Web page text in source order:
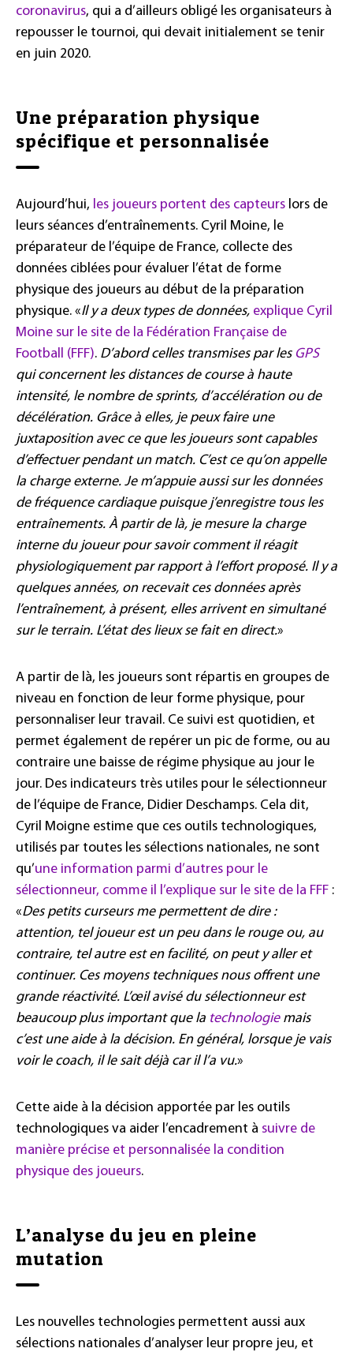
coronavirus, qui a d’ailleurs obligé les organisateurs à
repousser le tournoi, qui devait initialement se tenir
en juin 2020.
Une préparation physique
spécifique et personnalisée
Aujourd’hui, les joueurs portent des capteurs lors de
leurs séances d’entraînements. Cyril Moine, le
préparateur de l’équipe de France, collecte des
données ciblées pour évaluer l’état de forme
physique des joueurs au début de la préparation
physique. «Il y a deux types de données, explique Cyril
Moine sur le site de la Fédération Française de
Football (FFF). D’abord celles transmises par les GPS
qui concernent les distances de course à haute
intensité, le nombre de sprints, d’accélération ou de
décélération. Grâce à elles, je peux faire une
juxtaposition avec ce que les joueurs sont capables
d’effectuer pendant un match. C’est ce qu’on appelle
la charge externe. Je m’appuie aussi sur les données
de fréquence cardiaque puisque j’enregistre tous les
entraînements. À partir de là, je mesure la charge
interne du joueur pour savoir comment il réagit
physiologiquement par rapport à l’effort proposé. Il y a
quelques années, on recevait ces données après
l’entraînement, à présent, elles arrivent en simultané
sur le terrain. L’état des lieux se fait en direct.»
A partir de là, les joueurs sont répartis en groupes de
niveau en fonction de leur forme physique, pour
personnaliser leur travail. Ce suivi est quotidien, et
permet également de repérer un pic de forme, ou au
contraire une baisse de régime physique au jour le
jour. Des indicateurs très utiles pour le sélectionneur
de l’équipe de France, Didier Deschamps. Cela dit,
Cyril Moigne estime que ces outils technologiques,
utilisés par toutes les sélections nationales, ne sont
qu’une information parmi d’autres pour le
sélectionneur, comme il l’explique sur le site de la FFF :
«Des petits curseurs me permettent de dire :
attention, tel joueur est un peu dans le rouge ou, au
contraire, tel autre est en facilité, on peut y aller et
continuer. Ces moyens techniques nous offrent une
grande réactivité. L’œil avisé du sélectionneur est
beaucoup plus important que la technologiemais
c’est une aide à la décision. En général, lorsque je vais
voir le coach, il le sait déjà car il l’a vu.»
Cette aide à la décision apportée par les outils
technologiques va aider l’encadrement à suivre de
manière précise et personnalisée la condition
physique des joueurs.
L’analyse du jeu en pleine
mutation
Les nouvelles technologies permettent aussi aux
sélections nationales d’analyser leur propre jeu, et